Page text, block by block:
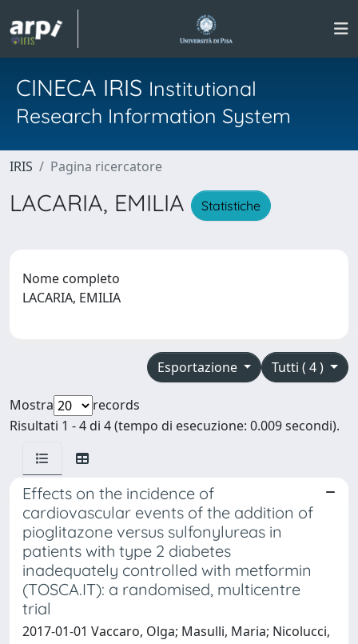
CINECA IRIS Institutional
Research Information System
IRIS Pagina ricercatore
LACARIA, EMILIA Statistiche
Nome completo
LACARIA, EMILIA
Tutti ( 4 )
Esportazione
Mostra
records
Risultati 1 - 4 di 4 (tempo di esecuzione: 0.009 secondi).
Effects on the incidence of
cardiovascular events of the addition of
pioglitazone versus sulfonylureas in
patients with type 2 diabetes
inadequately controlled with metformin
(TOSCA.IT): a randomised, multicentre
trial
2017-01-01 Vaccaro, Olga; Masulli, Maria; Nicolucci,